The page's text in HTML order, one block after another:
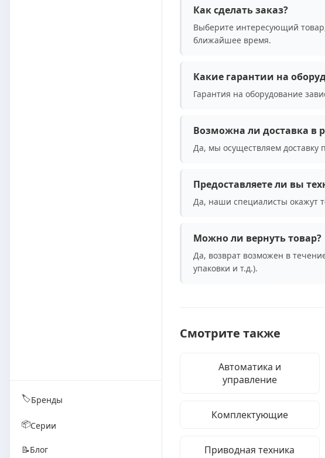
🏷️Бренды
📦Серии
📝Блог
Как сделать заказ?
Выберите интересующий
ближайшее время.
Какие гарантии на
Гарантия на оборудование
Возможна ли доставка в
Да, мы осуществляем доставку
Предоставляете ли вы
Да, наши специалисты окажут
Можно ли вернуть товар?
Да, возврат возможен в
упаковки и т.д.).
Смотрите также
Автоматика и
управление
Комплектующие
Приводная техника